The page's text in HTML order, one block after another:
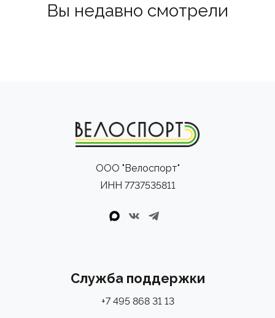
Вы недавно смотрели
ООО "Велоспорт"
ИНН 7737535811
Служба поддержки
+7 495 868 31 13